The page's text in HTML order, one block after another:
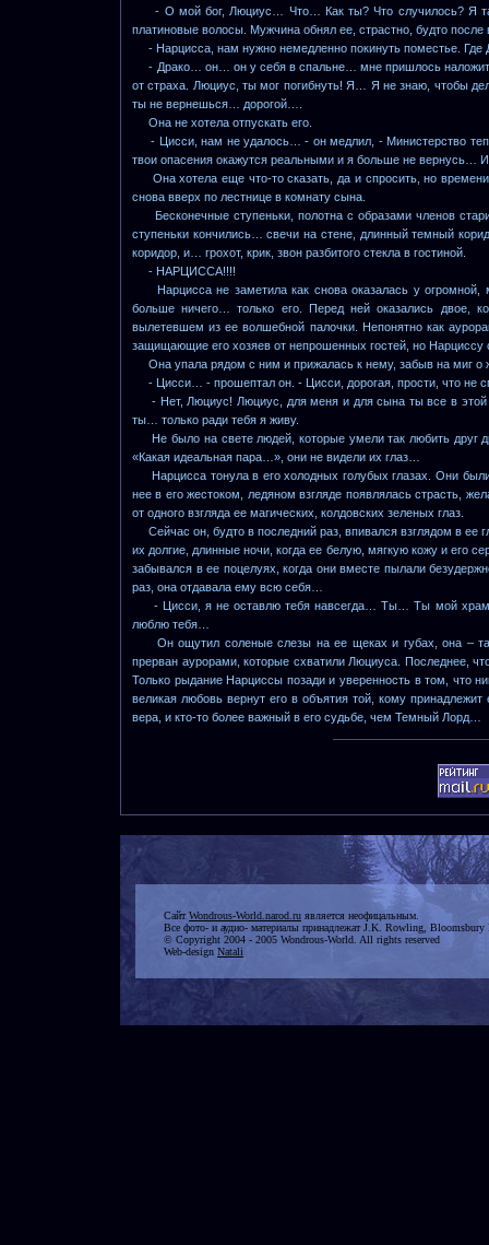
- О мой бог, Люциус… Что… Как ты? Что случилось? Я
платиновые волосы. Мужчина обнял ее, страстно, будто после
- Нарцисса, нам нужно немедленно покинуть поместье. Где
- Драко… он… он у себя в спальне… мне пришлось наложить
от страха. Люциус, ты мог погибнуть! Я… Я не знаю, чтобы
ты не вернешься… дорогой….
Она не хотела отпускать его.
- Цисси, нам не удалось… - он медлил, - Министерство
твои опасения окажутся реальными и я больше не вернусь…
Она хотела еще что-то сказать, да и спросить, но
снова вверх по лестнице в комнату сына.
Бесконечные ступеньки, полотна с образами членов
ступеньки кончились… свечи на стене, длинный темный
коридор, и… грохот, крик, звон разбитого стекла в гостиной.
- НАРЦИССА!!!!
Нарцисса не заметила как снова оказалась у
больше ничего… только его. Перед ней оказались двое,
вылетевшем из ее волшебной палочки. Непонятно как
защищающие его хозяев от непрошенных гостей, но Нарциссу
Она упала рядом с ним и прижалась к нему, забыв на миг о
- Цисси… - прошептал он. - Цисси, дорогая, прости, что не
- Нет, Люциус! Люциус, для меня и для сына ты все в этой
ты… только ради тебя я живу.
Не было на свете людей, которые умели так любить друг
«Какая идеальная пара…», они не видели их глаз…
Нарцисса тонула в его холодных голубых глазах. Они
нее в его жестоком, ледяном взгляде появлялась страсть,
от одного взгляда ее магических, колдовских зеленых глаз.
Сейчас он, будто в последний раз, впивался взглядом в ее
их долгие, длинные ночи, когда ее белую, мягкую кожу и его
забывался в ее поцелуях, когда они вместе пылали
раз, она отдавала ему всю себя…
- Цисси, я не оставлю тебя навсегда… Ты… Ты мой
люблю тебя…
Он ощутил соленые слезы на ее щеках и губах, она –
прерван аурорами, которые схватили Люциуса. Последнее,
Только рыдание Нарциссы позади и уверенность в том, что
великая любовь вернут его в объятия той, кому
вера, и кто-то более важный в его судьбе, чем Темный Лорд…
СайтWondrous-World.narod.ru является неофицальным.
Все фото- и аудио- материалы принадлежат J.K. Rowling,
© Copyright 2004 - 2005 Wondrous-World. All rights reserved
Web-design Natali